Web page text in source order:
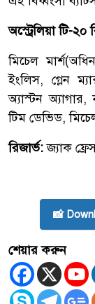
অস্ট্রেলিয়া টি-২০
মিচেল
ইংলিস, গ্লেন
অ্যাস্টন
টিম ডেভিড,
রিজার্ভ:জ্যাক
📸
শেয়ার করুন